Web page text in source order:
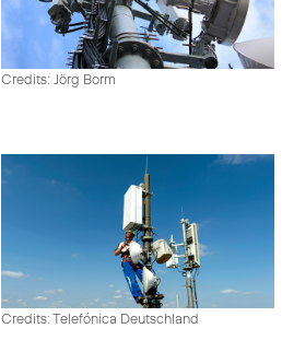
Credits: Jörg Borm
Credits: Telefónica Deutschland